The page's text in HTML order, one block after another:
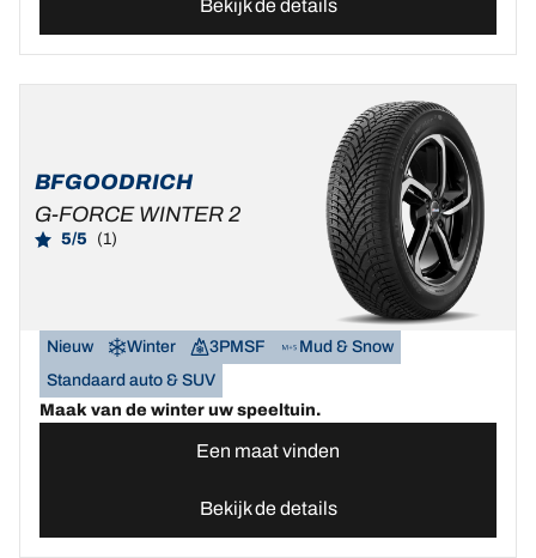
Bekijk de details
BFGOODRICH
G-FORCE WINTER 2
5/5 (1)
Nieuw Winter 3PMSF
Mud & Snow
Standaard auto & SUV
Maak van de winter uw speeltuin.
Een maat vinden
Bekijk de details